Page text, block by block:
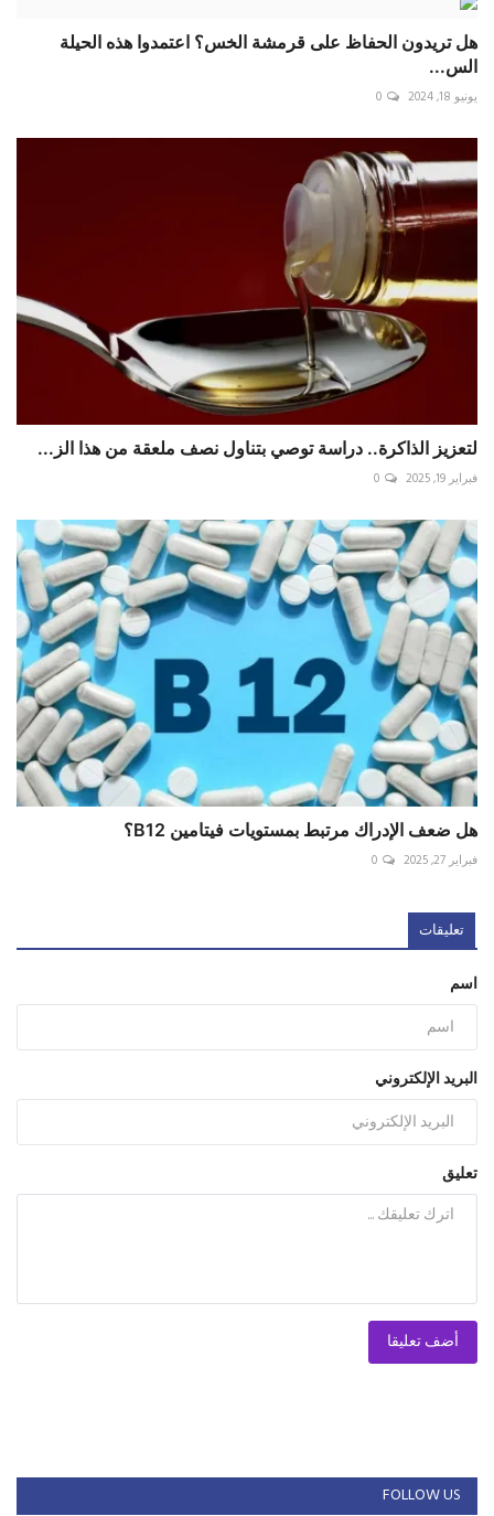
هل تريدون الحفاظ على قرمشة الخس؟ اعتمدوا هذه الحيلة
الس...
يونيو 18, 2024 0
لتعزيز الذاكرة.. دراسة توصي بتناول نصف ملعقة من هذا الز...
فبراير 19, 2025 0
هل ضعف الإدراك مرتبط بمستويات فيتامين B12؟
فبراير 27, 2025 0
تعليقات
اسم
البريد الإلكتروني
تعليق
أضف تعليقا
FOLLOW US